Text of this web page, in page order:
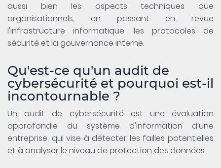
aussi bien les aspects techniques que
organisationnels, en passant en revue
l'infrastructure informatique, les protocoles de
sécurité et la gouvernance interne.
Qu'est-ce qu'un audit de
cybersécurité et pourquoi est-il
incontournable ?
Un audit de cybersécurité est une évaluation
approfondie du système d'information d'une
entreprise, qui vise à détecter les failles potentielles
et à analyser le niveau de protection des données.